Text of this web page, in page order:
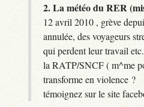
2.La météo du RER
12 avril 2010 , grève
annulée, des voyageurs
qui perdent leur travail
la RATP/SNCF ( m^me
transforme en violence ?
témoignez sur le site